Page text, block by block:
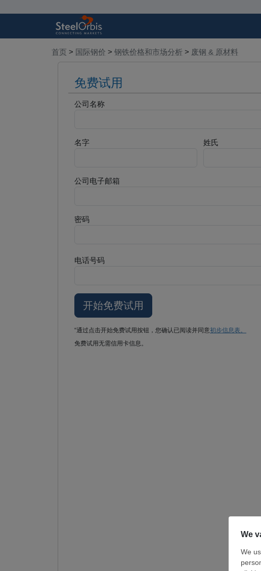
首页 > 国际钢价 > 钢铁价格和市场分析 > 废钢 & 原材料
免费试用
公司名称
名字 姓氏
公司电子邮箱
密码
电话号码
“通过点击开始免费试用按钮，您确认已阅读并同意初步信息表。
免费试用无需信用卡信息。